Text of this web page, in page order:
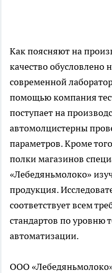
Как поясняют на
качество обусловлено
современной
помощью компания
поступает на
автомолцистерны
параметров. Кроме
полки магазинов
«Лебедяньмолоко»
продукция.
соответствует всем
стандартов по уровню
автоматизации.
ООО